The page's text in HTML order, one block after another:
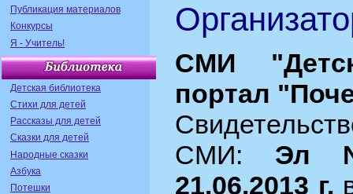
Публикация материалов
Конкурсы
Я - Учитель!
Детская библиотека
Стихи для детей
Рассказы для детей
Сказки для детей
Народные сказки
Азбука
Потешки
СМИ
портал
СМИ: Эл
21.06.2013 г.